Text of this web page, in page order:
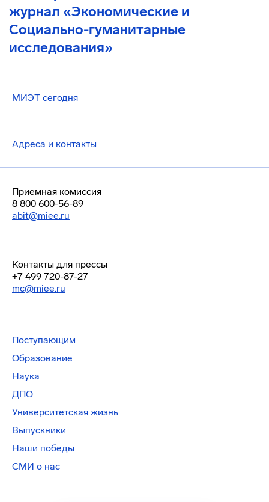
журнал «Экономические и
Социально-гуманитарные
исследования»
МИЭТ сегодня
Адреса и контакты
Приемная комиссия
8 800 600-56-89
abit@miee.ru
Контакты для прессы
+7 499 720-87-27
mc@miee.ru
Поступающим
Образование
Наука
ДПО
Университетская жизнь
Выпускники
Наши победы
СМИ о нас